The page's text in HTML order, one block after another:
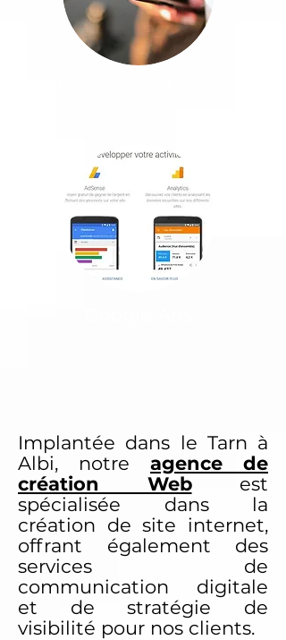
Implantée dans le Tarn à
Albi, notre agence de
création Webest
spécialisée dans la
création de site internet,
offrant également des
services de
communication digitale
et de stratégie de
visibilité pour nos clients.